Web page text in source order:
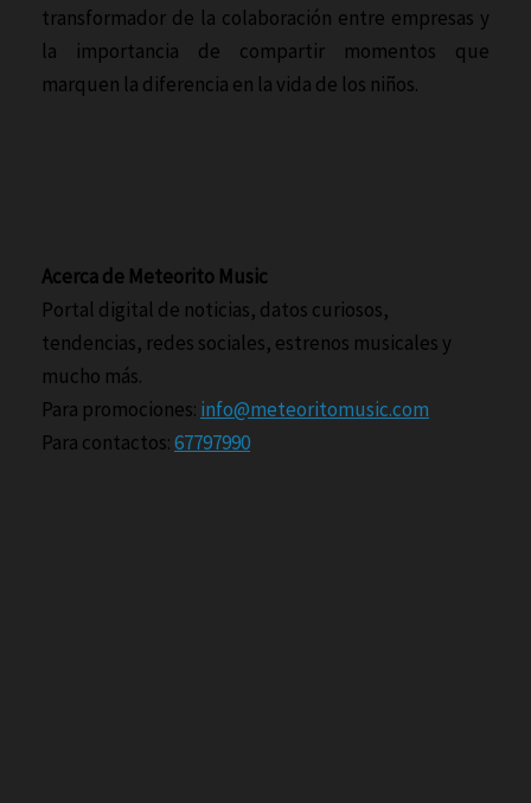
transformador de la colaboración entre empresas y
la importancia de compartir momentos que
marquen la diferencia en la vida de los niños.
Acerca de Meteorito Music
Portal digital de noticias, datos curiosos,
tendencias, redes sociales, estrenos musicales y
mucho más.
Para promociones: info@meteoritomusic.com
Para contactos:67797990